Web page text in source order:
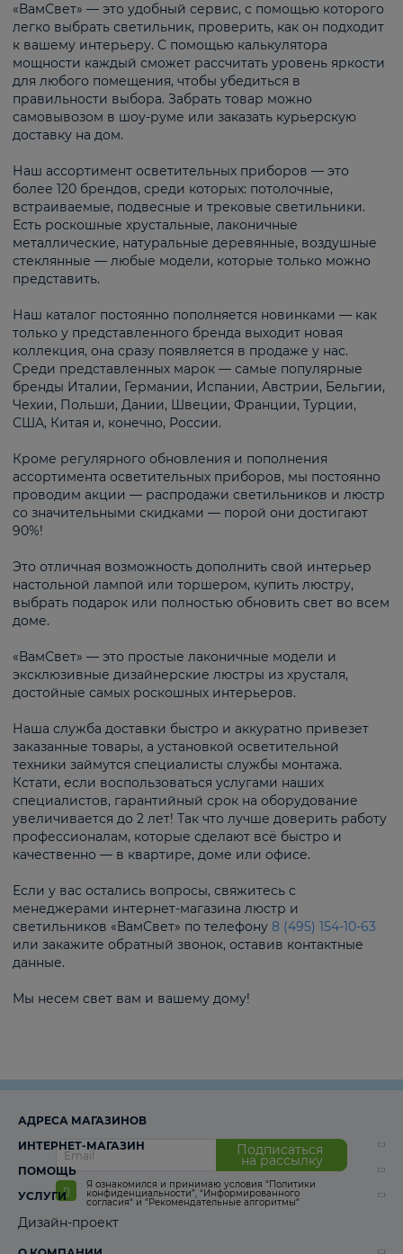
«ВамСвет» — это удобный сервис, с помощью которого
легко выбрать светильник, проверить, как он подходит
к вашему интерьеру. С помощью калькулятора
мощности каждый сможет рассчитать уровень яркости
для любого помещения, чтобы убедиться в
правильности выбора. Забрать товар можно
самовывозом в шоу-руме или заказать курьерскую
доставку на дом.
Наш ассортимент осветительных приборов — это
более 120 брендов, среди которых: потолочные,
встраиваемые, подвесные и трековые светильники.
Есть роскошные хрустальные, лаконичные
металлические, натуральные деревянные, воздушные
стеклянные — любые модели, которые только можно
представить.
Наш каталог постоянно пополняется новинками — как
только у представленного бренда выходит новая
коллекция, она сразу появляется в продаже у нас.
Среди представленных марок — самые популярные
бренды Италии, Германии, Испании, Австрии, Бельгии,
Чехии, Польши, Дании, Швеции, Франции, Турции,
США, Китая и, конечно, России.
Кроме регулярного обновления и пополнения
ассортимента осветительных приборов, мы постоянно
проводим акции — распродажи светильников и люстр
со значительными скидками — порой они достигают
90%!
Это отличная возможность дополнить свой интерьер
настольной лампой или торшером, купить люстру,
выбрать подарок или полностью обновить свет во всем
доме.
«ВамСвет» — это простые лаконичные модели и
эксклюзивные дизайнерские люстры из хрусталя,
достойные самых роскошных интерьеров.
Наша служба доставки быстро и аккуратно привезет
заказанные товары, а установкой осветительной
техники займутся специалисты службы монтажа.
Кстати, если воспользоваться услугами наших
специалистов, гарантийный срок на оборудование
увеличивается до 2 лет! Так что лучше доверить работу
профессионалам, которые сделают всё быстро и
качественно — в квартире, доме или офисе.
Если у вас остались вопросы, свяжитесь с
менеджерами интернет-магазина люстр и
светильников «ВамСвет» по телефону 8 (495) 154-10-63
или закажите обратный звонок, оставив контактные
данные.
Мы несем свет вам и вашему дому!
Подписаться
на рассылку
Я ознакомился и принимаю условия “Политики
конфиденциальности”, “Информированного
согласия“ и “Рекомендательные алгоритмы“
АДРЕСА МАГАЗИНОВ
ИНТЕРНЕТ-МАГАЗИН
ПОМОЩЬ
УСЛУГИ
Дизайн-проект